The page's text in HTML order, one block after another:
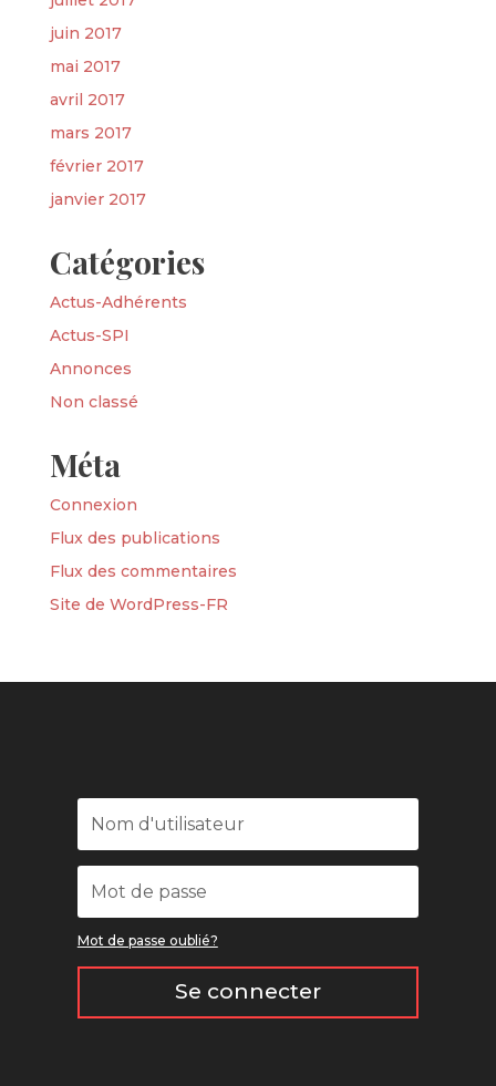
juin 2017
mai 2017
avril 2017
mars 2017
février 2017
janvier 2017
Catégories
Actus-Adhérents
Actus-SPI
Annonces
Non classé
Méta
Connexion
Flux des publications
Flux des commentaires
Site de WordPress-FR
Mot de passe oublié?
Se connecter